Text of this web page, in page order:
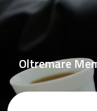
Oltremare